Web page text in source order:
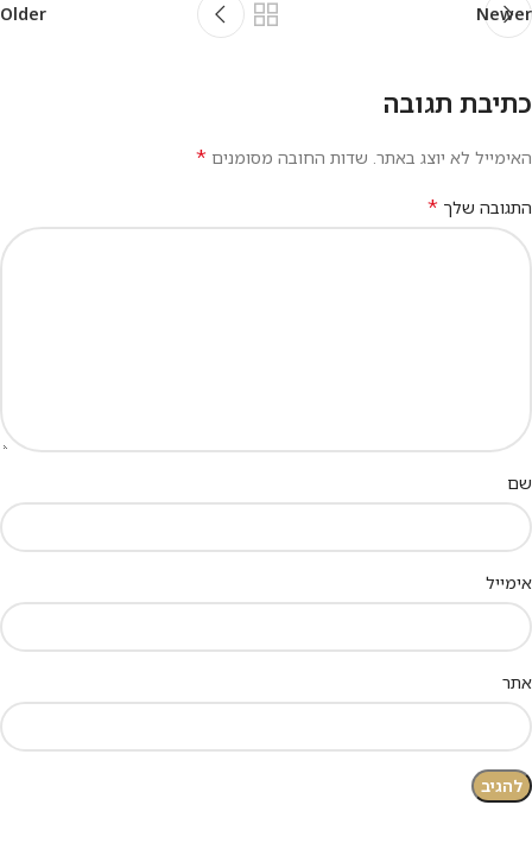
Newer
Older
כתיבת תגובה
האימייל לא יוצג באתר. שדות החובה מסומנים *
התגובה שלך *
שם
אימייל
אתר